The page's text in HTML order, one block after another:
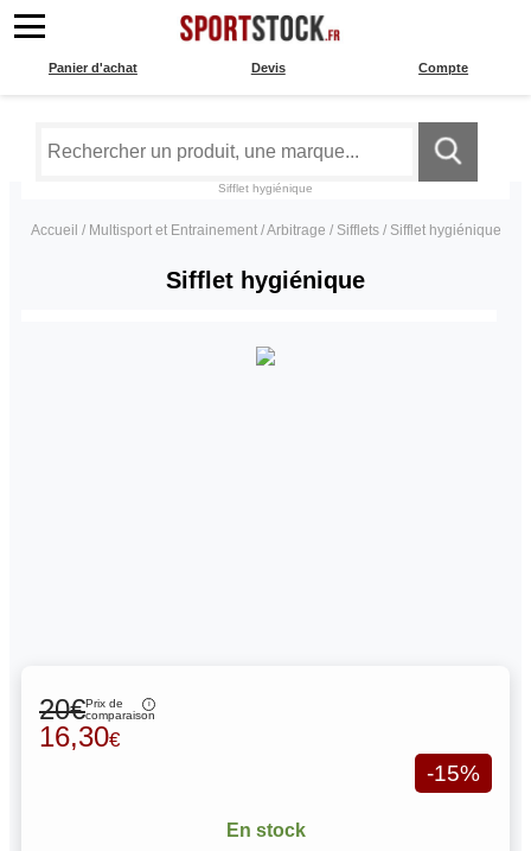
Compte
Devis
Panier d'achat
Sifflet hygiénique
Accueil / Multisport et Entrainement/Arbitrage / Sifflets/ Sifflet hygiénique
Sifflet hygiénique
20€Prix de
comparaison
16,30€
-15%
En stock